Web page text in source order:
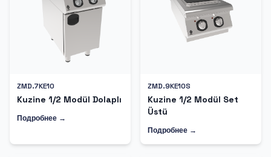
ZMD.7KE10
Kuzine 1/2 Modül Dolaplı
Подробнее →
ZMD.9KE10S
Kuzine 1/2 Modül Set
Üstü
Подробнее →